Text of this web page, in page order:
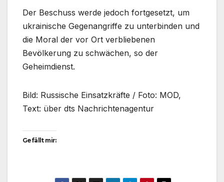
Der Beschuss werde jedoch fortgesetzt, um
ukrainische Gegenangriffe zu unterbinden und
die Moral der vor Ort verbliebenen
Bevölkerung zu schwächen, so der
Geheimdienst.
Bild: Russische Einsatzkräfte / Foto: MOD,
Text: über dts Nachrichtenagentur
Gefällt mir: